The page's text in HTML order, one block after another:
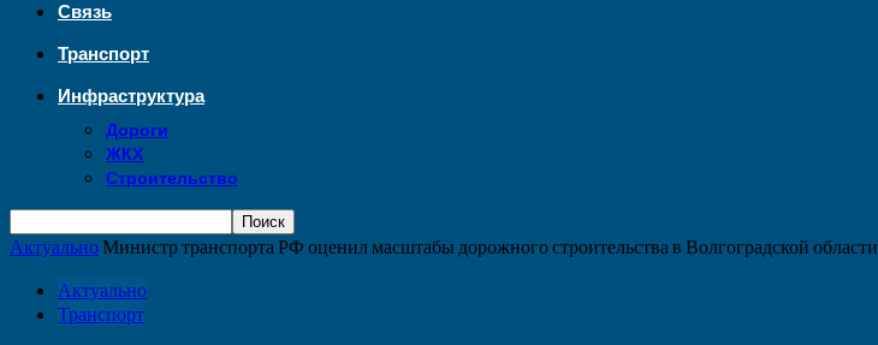
Связь
Транспорт
Инфраструктура
Дороги
ЖКХ
Строительство
АктуальноМинистр транспорта РФ оценил масштабы дорожного строительства в Волгоградской области
Актуально
Транспорт